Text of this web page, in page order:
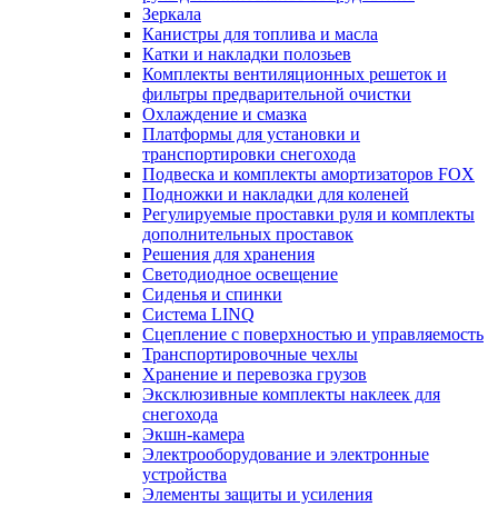
Зеркала
Канистры для топлива и масла
Катки и накладки полозьев
Комплекты вентиляционных решеток и
фильтры предварительной очистки
Охлаждение и смазка
Платформы для установки и
транспортировки снегохода
Подвеска и комплекты амортизаторов FOX
Подножки и накладки для коленей
Регулируемые проставки руля и комплекты
дополнительных проставок
Решения для хранения
Светодиодное освещение
Сиденья и спинки
Система LINQ
Сцепление с поверхностью и управляемость
Транспортировочные чехлы
Хранение и перевозка грузов
Эксклюзивные комплекты наклеек для
снегохода
Экшн-камера
Электрооборудование и электронные
устройства
Элементы защиты и усиления